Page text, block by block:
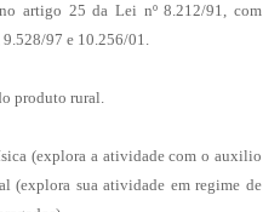
artigo 25 da Lei nº 8.212/91, com
9.528/97 e 10.256/01.
produto rural.
(explora a atividade com o auxilio
(explora sua atividade em regime de